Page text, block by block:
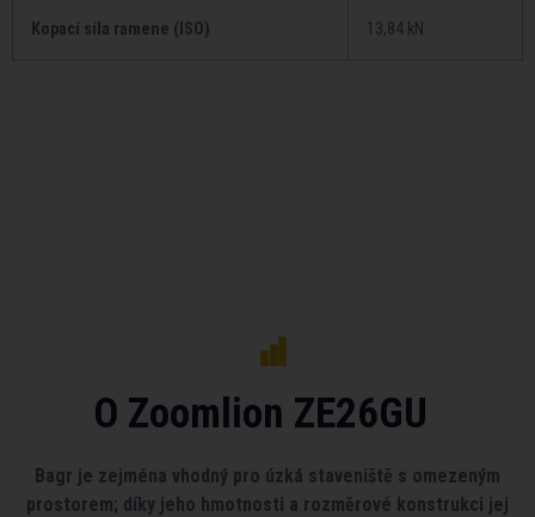
Kopací síla ramene (ISO) 13,84 kN
O Zoomlion ZE26GU
Bagr je zejména vhodný pro úzká staveniště s omezeným
prostorem; díky jeho hmotnosti a rozměrové konstrukci jej